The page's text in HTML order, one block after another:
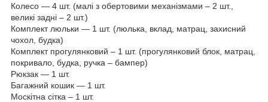
Колесо — 4 шт. (малі з обертовими механізмами – 2 шт.,
великі задні – 2 шт.)
Комплект люльки — 1 шт. (люлька, вклад, матрац, захисний
чохол, будка)
Комплект прогулянковий – 1 шт. (прогулянковий блок, матрац,
покривало, будка, ручка – бампер)
Рюкзак — 1 шт.
Багажний кошик — 1 шт.
Москітна сітка – 1 шт.